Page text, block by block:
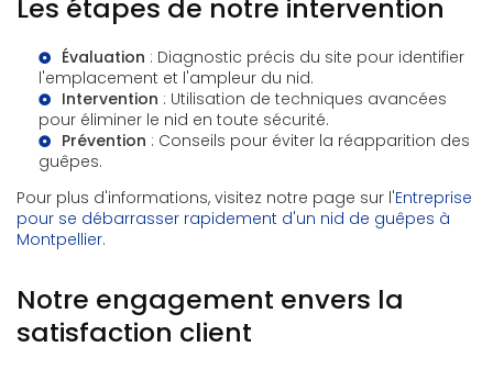
Les étapes de notre intervention
Évaluation : Diagnostic précis du site pour identifier
l'emplacement et l'ampleur du nid.
Intervention : Utilisation de techniques avancées
pour éliminer le nid en toute sécurité.
Prévention : Conseils pour éviter la réapparition des
guêpes.
Pour plus d'informations, visitez notre page sur l'Entreprise
pour se débarrasser rapidement d'un nid de guêpes à
Montpellier.
Notre engagement envers la
satisfaction client